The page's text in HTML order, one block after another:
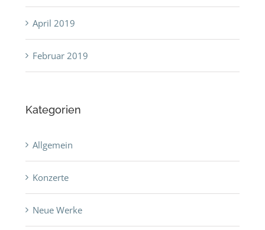
April 2019
Februar 2019
Kategorien
Allgemein
Konzerte
Neue Werke